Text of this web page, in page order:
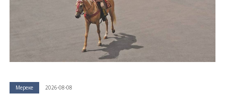
Мереке 2026-08-08